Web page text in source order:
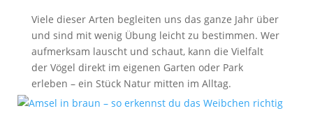
Viele dieser Arten begleiten uns das ganze Jahr über
und sind mit wenig Übung leicht zu bestimmen. Wer
aufmerksam lauscht und schaut, kann die Vielfalt
der Vögel direkt im eigenen Garten oder Park
erleben – ein Stück Natur mitten im Alltag.